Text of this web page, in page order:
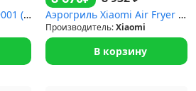
Аэрогриль Vitek VT-AF9001 (2,1кВт.11л,11прогр) Аэрогриль Xiaomi Air Fryer 6.5L белый [MAF-W6501]
Производитель:Xiaomi
В корзину